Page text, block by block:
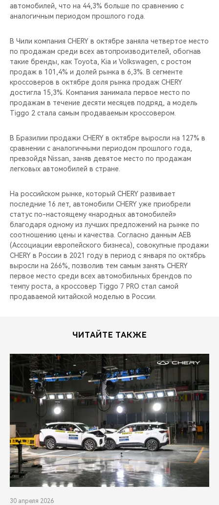
автомобилей, что на 44,3% больше по сравнению с
аналогичным периодом прошлого года.
В Чили компания CHERY в октябре заняла четвертое место
по продажам среди всех автопроизводителей, обогнав
такие бренды, как Toyota, Kia и Volkswagen, с ростом
продаж в 101,4% и долей рынка в 6,3%. В сегменте
кроссоверов в октябре доля рынка продаж CHERY
достигла 15,3%. Компания занимала первое место по
продажам в течение десяти месяцев подряд, а модель
Tiggo 2 стала самым продаваемым кроссовером.
В Бразилии продажи CHERY в октябре выросли на 127% в
сравнении с аналогичными периодом прошлого года,
превзойдя Nissan, заняв девятое место по продажам
легковых автомобилей в стране.
На российском рынке, который CHERY развивает
последние 16 лет, автомобили CHERY уже приобрели
статус по-настоящему «народных автомобилей»
благодаря одному из лучших предложений на рынке по
соотношению цены и качества. Согласно данным AEB
(Ассоциации европейского бизнеса), совокупные продажи
CHERY в России в 2021 году в период с января по октябрь
выросли на 266%, позволив тем самым занять CHERY
первое место среди всех автомобильных брендов по
темпу роста, а кроссовер Tiggo 7 PRO стал самой
продаваемой китайской моделью в России.
ЧИТАЙТЕ ТАКЖЕ
30 апреля 2026